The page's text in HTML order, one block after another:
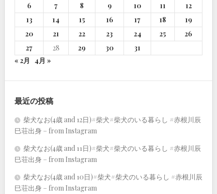
6
7 8 9 10 11
12
13
14 15 16 17 18
19
20
21 22 23 24 25
26
27
28 29 30
31
« 2月
4月 »
最近の投稿
柴犬なお(4歳 and 12日)#柴犬#柴犬のいる暮らし #赤根川辰
巳荘出身 – from Instagram
柴犬なお(4歳 and 11日)#柴犬#柴犬のいる暮らし #赤根川辰
巳荘出身 – from Instagram
柴犬なお(4歳 and 10日)#柴犬#柴犬のいる暮らし #赤根川辰
巳荘出身 – from Instagram